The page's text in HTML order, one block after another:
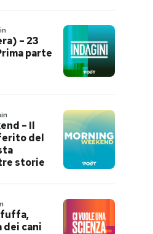
– 23
parte
– Il
del
storie
cani